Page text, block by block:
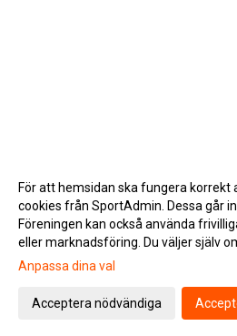
Gå till Webbversion
För att hemsidan ska fungera korrekt
cookies från SportAdmin. Dessa går
Föreningen kan också använda
eller marknadsföring. Du väljer själv
Anpassa dina val
Acceptera nödvändiga